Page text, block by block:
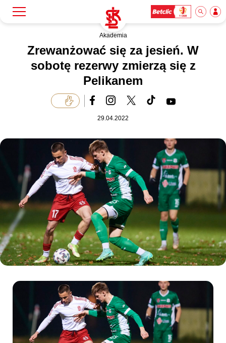
Klub
Akademia
Biznes
Dla mediów
Kibice
Akademia
Zrewanżować się za jesień. W
sobotę rezerwy zmierzą się z
Pelikanem
29.04.2022